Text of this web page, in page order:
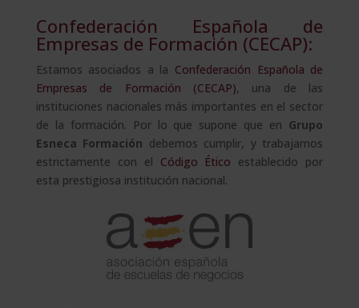
Confederación Española de
Empresas de Formación (CECAP):
Estamos asociados a la Confederación Española de
Empresas de Formación (CECAP), una de las
instituciones nacionales más importantes en el sector
de la formación. Por lo que supone que en Grupo
Esneca Formación debemos cumplir, y trabajamos
estrictamente con el Código Ético establecido por
esta prestigiosa institución nacional.